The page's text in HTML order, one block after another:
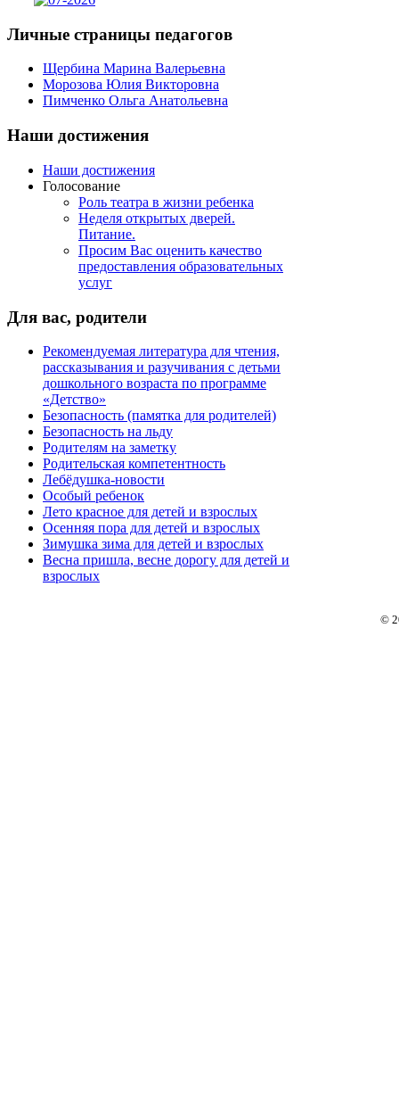
Личные страницы педагогов
Щербина Марина Валерьевна
Морозова Юлия Викторовна
Пимченко Ольга Анатольевна
Наши достижения
Наши достижения
Голосование
Роль театра в жизни ребенка
Неделя открытых дверей.
Питание.
Просим Вас оценить качество
предоставления образовательных
услуг
Для вас, родители
Рекомендуемая литература для чтения,
рассказывания и разучивания с детьми
дошкольного возраста по программе
«Детство»
Безопасность (памятка для родителей)
Безопасность на льду
Родителям на заметку
Родительская компетентность
Лебёдушка-новости
Особый ребенок
Лето красное для детей и взрослых
Осенняя пора для детей и взрослых
Зимушка зима для детей и взрослых
Весна пришла, весне дорогу для детей и
взрослых
©